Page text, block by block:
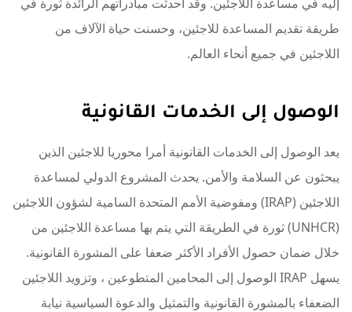
طريقة تقديم المساعدة للاجئين، وحسنت حياة الآلاف من
اللاجئين في جميع أنحاء العالم.
الوصول إلى الخدمات القانونية
يعد الوصول إلى الخدمات القانونية أمرا محوريا للاجئين الذين
يبحثون عن السلامة والأمن. يحدث المشروع الدولي لمساعدة
اللاجئين (IRAP) ومفوضية الأمم المتحدة السامية لشؤون اللاجئين
(UNHCR) ثورة في الطريقة التي يتم بها مساعدة اللاجئين من
خلال ضمان حصول الأفراد الأكثر ضعفا على المشورة القانونية.
يسهل IRAP الوصول إلى المحامين المتطوعين ، وتزويد اللاجئين
الضعفاء بالمشورة القانونية والتمثيل والدعوة السياسية نيابة